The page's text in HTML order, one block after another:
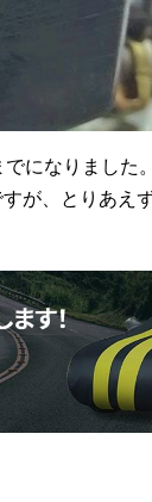
になりました
が、とりあえ